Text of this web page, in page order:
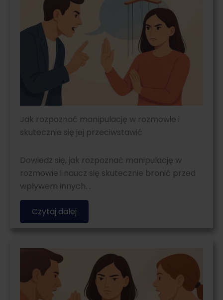
Jak rozpoznać manipulację w rozmowie i
skutecznie się jej przeciwstawić
Dowiedz się, jak rozpoznać manipulację w
rozmowie i naucz się skutecznie bronić przed
wpływem innych….
Czytaj dalej